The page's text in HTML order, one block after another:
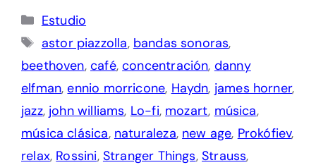
Categorías
Estudio
Etiquetas
astor piazzolla, bandas sonoras,
beethoven, café,concentración, danny
elfman,ennio morricone, Haydn, james horner,
jazz, john williams, Lo-fi, mozart, música,
música clásica, naturaleza, new age, Prokófiev,
relax, Rossini, Stranger Things, Strauss,